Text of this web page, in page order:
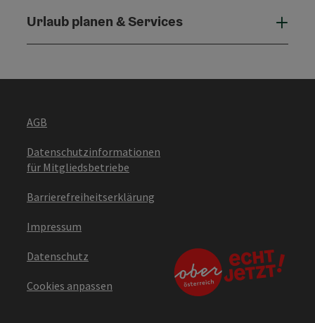
Urlaub planen & Services
AGB
Datenschutzinformationen
für Mitgliedsbetriebe
Barrierefreiheitserklärung
Impressum
Datenschutz
Cookies anpassen